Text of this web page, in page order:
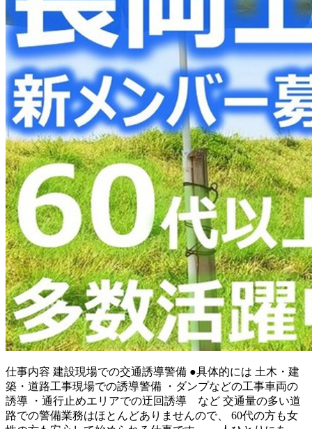
仕事内容 建設現場での交通誘導警備 ●具体的には 土木・建
築・道路工事現場での誘導警備 ・ダンプなどの工事車両の
誘導 ・通行止めエリアでの迂回誘導 など 交通量の多い道
路での警備業務はほとんどありませんので、 60代の方も女